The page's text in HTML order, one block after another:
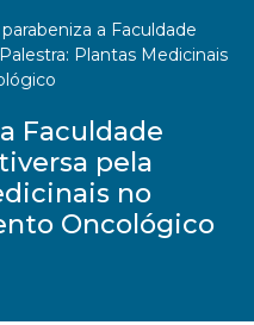
parabeniza a Faculdade
Plantas Medicinais
Faculdade
pela
no
Oncológico